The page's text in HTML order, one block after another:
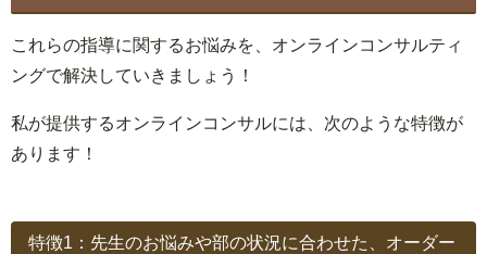
これらの指導に関するお悩みを、オンラインコンサルティ
ングで解決していきましょう！
私が提供するオンラインコンサルには、次のような特徴が
あります！
特徴1：先生のお悩みや部の状況に合わせた、オーダー